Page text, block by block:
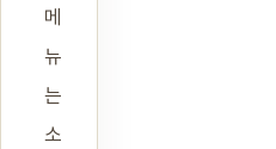
메
뉴
는
소